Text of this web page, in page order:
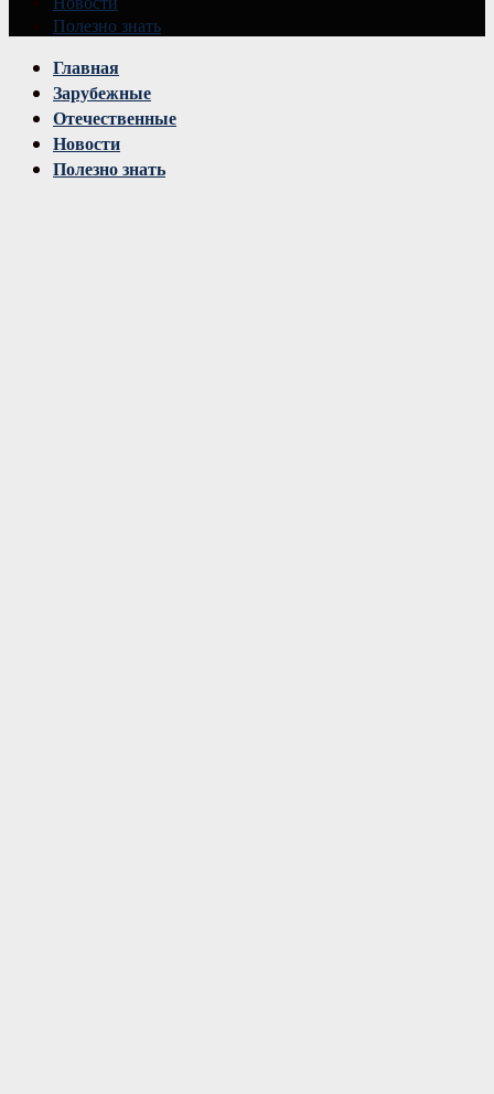
Полезно знать
Главная
Зарубежные
Отечественные
Новости
Полезно знать